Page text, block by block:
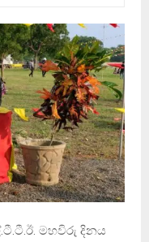
මහවිරු දිනය